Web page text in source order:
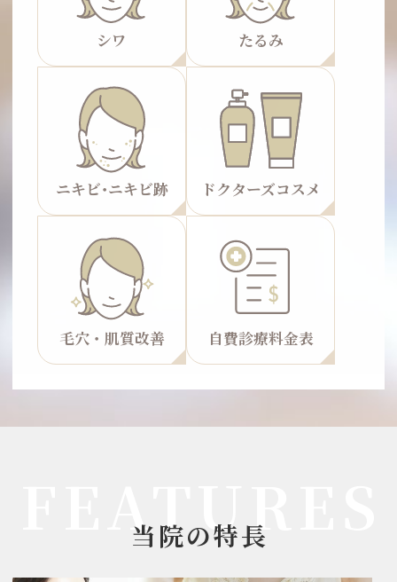
シワ たるみ
ニキビ･ニキビ跡 ドクターズコスメ
毛穴・肌質改善 自費診療料金表
当院の特長